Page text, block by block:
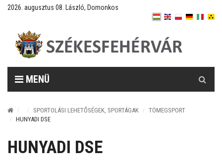
2026. augusztus 08. László, Domonkos
MENÜ
SPORTOLÁSI LEHETŐSÉGEK, SPORTÁGAK
TÖMEGSPORT
HUNYADI DSE
HUNYADI DSE